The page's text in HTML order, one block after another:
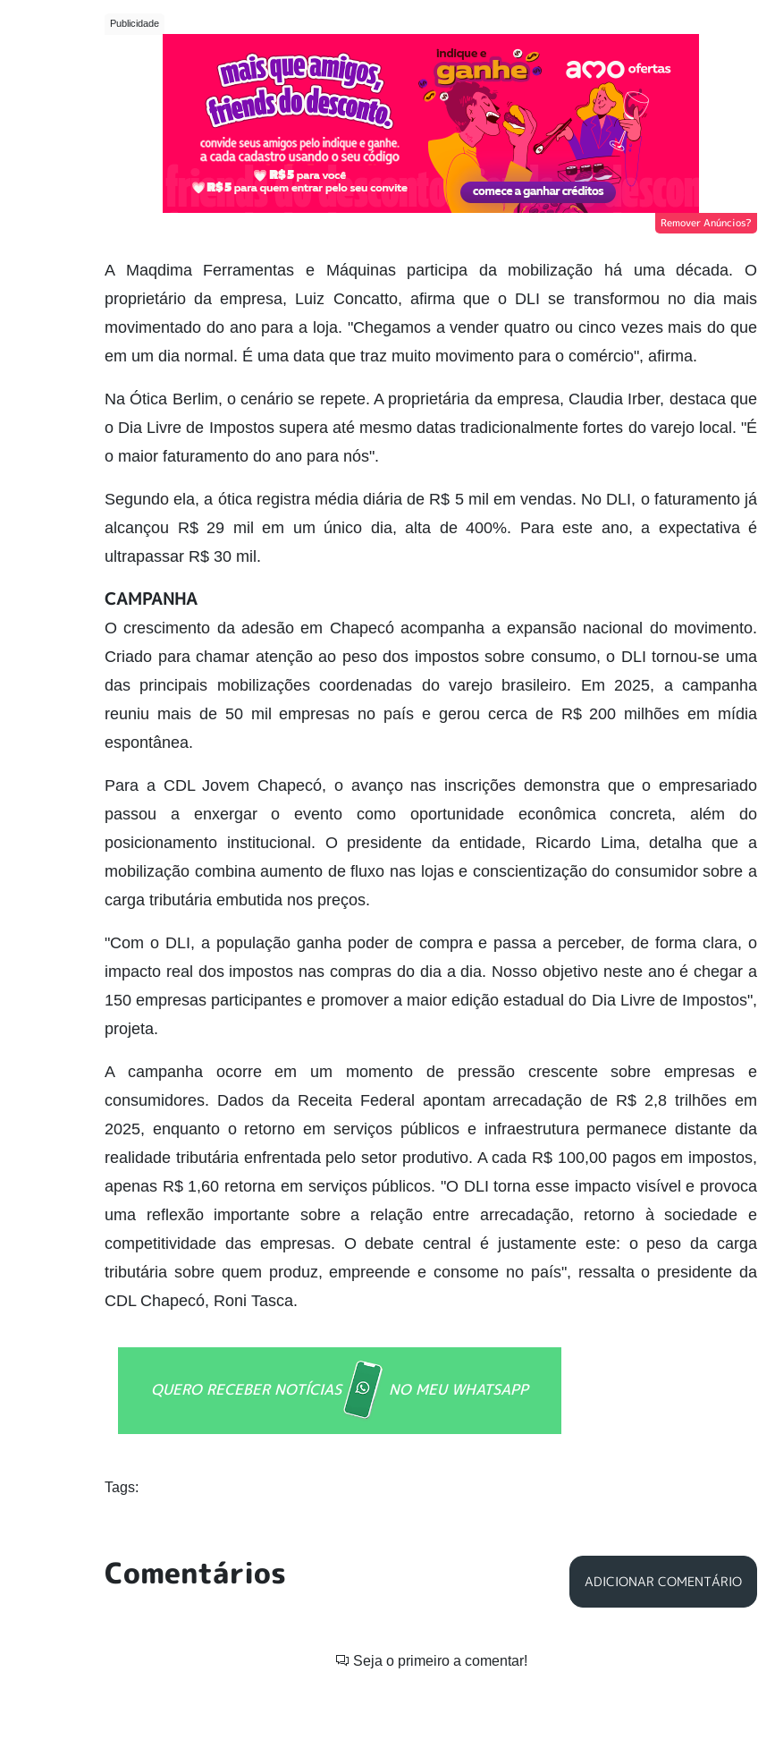
Remover Anúncios?
A Maqdima Ferramentas e Máquinas participa da mobilização há uma década. O
proprietário da empresa, Luiz Concatto, afirma que o DLI se transformou no dia mais
movimentado do ano para a loja. "Chegamos a vender quatro ou cinco vezes mais do que
em um dia normal. É uma data que traz muito movimento para o comércio", afirma.
Na Ótica Berlim, o cenário se repete. A proprietária da empresa, Claudia Irber, destaca que
o Dia Livre de Impostos supera até mesmo datas tradicionalmente fortes do varejo local. "É
o maior faturamento do ano para nós".
Segundo ela, a ótica registra média diária de R$ 5 mil em vendas. No DLI, o faturamento já
alcançou R$ 29 mil em um único dia, alta de 400%. Para este ano, a expectativa é
ultrapassar R$ 30 mil.
CAMPANHA
O crescimento da adesão em Chapecó acompanha a expansão nacional do movimento.
Criado para chamar atenção ao peso dos impostos sobre consumo, o DLI tornou-se uma
das principais mobilizações coordenadas do varejo brasileiro. Em 2025, a campanha
reuniu mais de 50 mil empresas no país e gerou cerca de R$ 200 milhões em mídia
espontânea.
Para a CDL Jovem Chapecó, o avanço nas inscrições demonstra que o empresariado
passou a enxergar o evento como oportunidade econômica concreta, além do
posicionamento institucional. O presidente da entidade, Ricardo Lima, detalha que a
mobilização combina aumento de fluxo nas lojas e conscientização do consumidor sobre a
carga tributária embutida nos preços.
"Com o DLI, a população ganha poder de compra e passa a perceber, de forma clara, o
impacto real dos impostos nas compras do dia a dia. Nosso objetivo neste ano é chegar a
150 empresas participantes e promover a maior edição estadual do Dia Livre de Impostos",
projeta.
A campanha ocorre em um momento de pressão crescente sobre empresas e
consumidores. Dados da Receita Federal apontam arrecadação de R$ 2,8 trilhões em
2025, enquanto o retorno em serviços públicos e infraestrutura permanece distante da
realidade tributária enfrentada pelo setor produtivo. A cada R$ 100,00 pagos em impostos,
apenas R$ 1,60 retorna em serviços públicos. "O DLI torna esse impacto visível e provoca
uma reflexão importante sobre a relação entre arrecadação, retorno à sociedade e
competitividade das empresas. O debate central é justamente este: o peso da carga
tributária sobre quem produz, empreende e consome no país", ressalta o presidente da
CDL Chapecó, Roni Tasca.
QUERO RECEBER NOTÍCIAS NO MEU WHATSAPP
Tags:
Comentários ADICIONAR COMENTÁRIO
Seja o primeiro a comentar!